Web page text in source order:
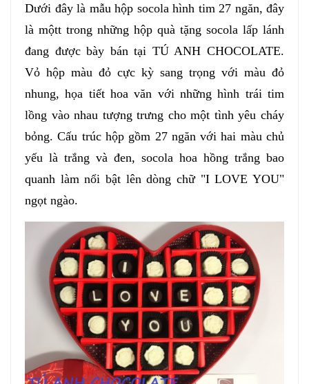
Dưới đây là mẫu hộp socola hình tim 27 ngăn, đây
là mộtt trong những hộp quà tặng socola lấp lánh
đang được bày bán tại TÚ ANH CHOCOLATE.
Vỏ hộp màu đỏ cực kỳ sang trọng với màu đỏ
nhung, họa tiết hoa văn với những hình trái tim
lồng vào nhau tượng trưng cho một tình yêu cháy
bỏng. Cấu trúc hộp gồm 27 ngăn với hai màu chủ
yếu là trắng và đen, socola hoa hồng trắng bao
quanh làm nổi bật lên dòng chữ "I LOVE YOU"
ngọt ngào.